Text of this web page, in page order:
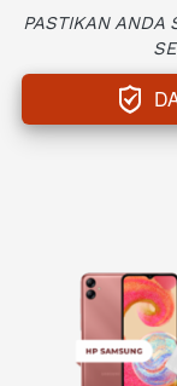
PASTIKAN ANDA
`